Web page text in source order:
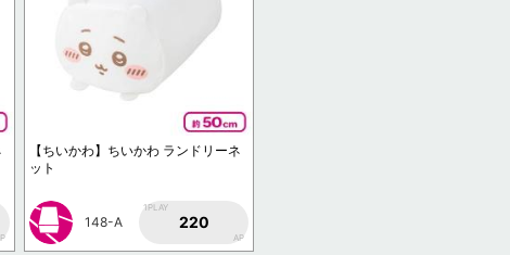
【ちいかわ】ちいかわ ランドリーネ
ット
148-A
1PLAY
220
AP